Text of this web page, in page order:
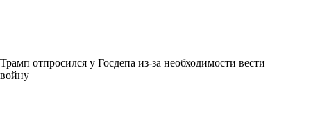
Трамп отпросился у Госдепа из-за необходимости вести
войну